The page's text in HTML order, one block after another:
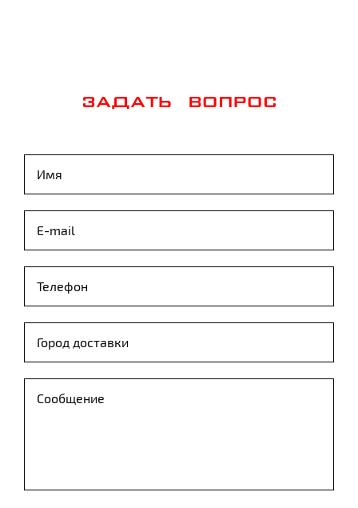
ЗАДАТЬ ВОПРОС